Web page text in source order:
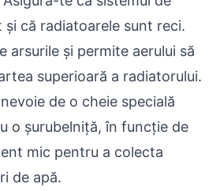
că radiatoarele sunt reci.
arsurile și permite aerului să
superioară a radiatorului.
de o cheie specială
o șurubelniță, în funcție de
mic pentru a colecta
de apă.